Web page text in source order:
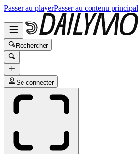
Passer au playerPasser au contenu principal
Rechercher
Se connecter